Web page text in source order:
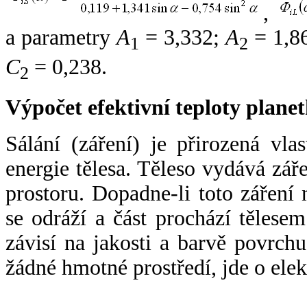
,
a parametryA1 = 3,332;A2 =
C2 = 0,238.
Výpočet efektivní teploty
Sálání (záření) je přirozená
energie tělesa. Těleso vydává
prostoru. Dopadne-li toto záření
se odráží a část prochází
závisí na jakosti a barvě
žádné hmotné prostředí, jde o